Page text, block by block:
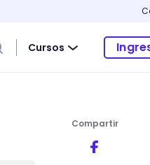
Cursos
Compartir